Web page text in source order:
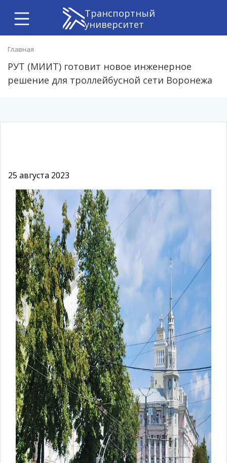
Транспортный
университет
Главная
РУТ (МИИТ) готовит новое инженерное
решение для троллейбусной сети Воронежа
25 августа 2023